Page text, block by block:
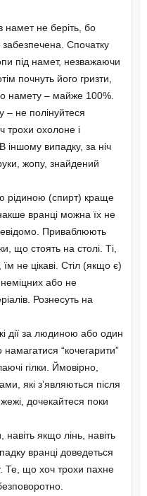
намет не беріть, бо
Спочатку
під намет, незважаючи
почнуть його гризти,
намету – майже 100%.
– не полінуйтеся
трохи охолоне і
іншому випадку, за ніч
жопу, знайдений
рідиною (спирт) краще
вранці можна їх не
Приваблюють
що стоять на столі. Ті,
не цікаві. Стіл (якщо є)
або не
Рознесуть на
дії за людиною або один
“кочегарити”
гілки. Ймовірно,
які з’являються після
дочекайтеся поки
якщо лінь, навіть
вранці доведеться
Те, що хоч трохи пахне